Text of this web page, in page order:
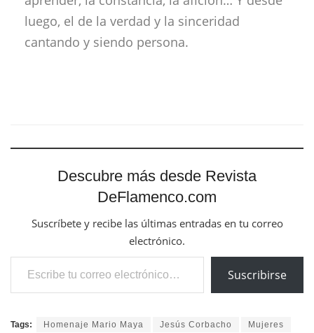
luego, el de la verdad y la sinceridad
cantando y siendo persona.
Descubre más desde Revista
DeFlamenco.com
Suscríbete y recibe las últimas entradas en tu correo
electrónico.
Escribe tu correo electrónico…
Suscribirse
Tags: Homenaje Mario Maya Jesús Corbacho Mujeres